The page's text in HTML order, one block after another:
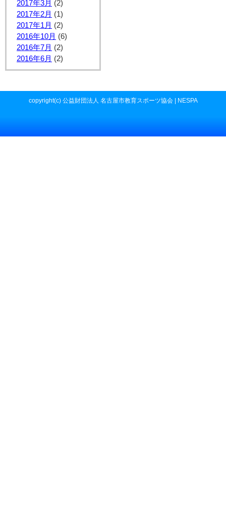
2017年3月 (2)
2017年2月 (1)
2017年1月 (2)
2016年10月 (6)
2016年7月 (2)
2016年6月 (2)
copyright(c) 公益財団法人 名古屋市教育スポーツ協会 | NESPA